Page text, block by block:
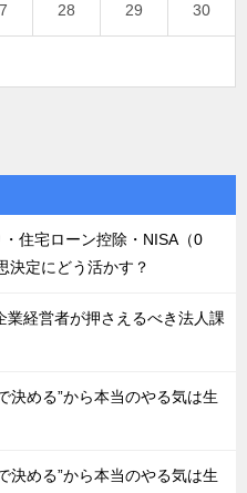
28 29 30
住宅ローン控除・NISA（0
決定にどう活かす？
業経営者が押さえるべき法人課
決める”から本当のやる気は生
決める”から本当のやる気は生